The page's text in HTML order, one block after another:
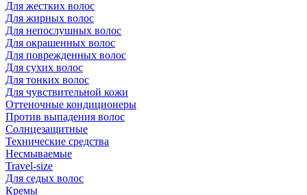
Для жестких волос
Для жирных волос
Для непослушных волос
Для окрашенных волос
Для поврежденных волос
Для сухих волос
Для тонких волос
Для чувствительной кожи
Оттеночные кондиционеры
Против выпадения волос
Солнцезащитные
Технические средства
Несмываемые
Travel-size
Для седых волос
Кремы